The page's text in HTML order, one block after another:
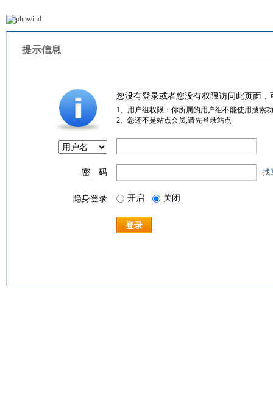
提示信息
您没有登录或者您没有权限访问此页面
1、用户组权限：你所属的用户组不能使用搜索
2、您还不是站点会员,请先登录站点
密 码 找
隐身登录 开启 关闭
登录